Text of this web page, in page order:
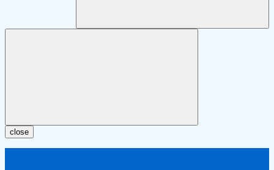
close